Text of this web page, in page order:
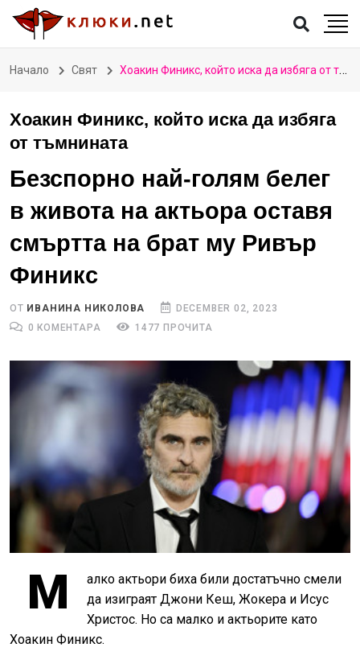
Начало Свят Хоакин Финикс, който иска да избяга от тъмнината
Хоакин Финикс, който иска да избяга
от тъмнината
Безспорно най-голям белег
в живота на актьора оставя
смъртта на брат му Ривър
Финикс
ОТ ИВАНИНА НИКОЛОВА
DECEMBER 02, 2023
0 КОМЕНТАРА
1477 ПРОЧИТА
М
алко актьори биха били достатъчно смели
да изиграят Джони Кеш, Жокера и Исус
Христос. Но са малко и актьорите като
Хоакин Финикс.